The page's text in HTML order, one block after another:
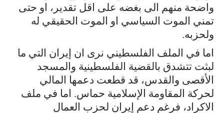
واضحة منهم الى بغضه على اقل تقدير، او حتى
تمني الموت السياسي او الموت الحقيقي له
ولحزبه.
اما في الملف الفلسطيني نرى ان إيران التي ما
لبثت تتشدق بالقضية الفلسطينية والمسجد
الأقصى والقدس، قد قطعت دعمها المالي
لحركة المقاومة الإسلامية حماس. اما في ملف
الاكراد، فرغم دعم إيران لحزب العمال